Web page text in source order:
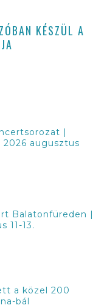
KÉSZÜL A
|
augusztus
Balatonfüreden |
11-13.
a közel 200
bál